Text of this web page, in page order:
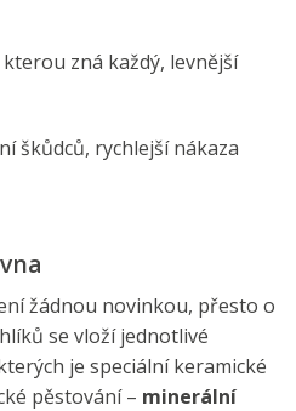
zná každý, levnější
škůdců, rychlejší nákaza
žádnou novinkou, přesto o
se vloží jednotlivé
je speciální keramické
pěstování – minerální